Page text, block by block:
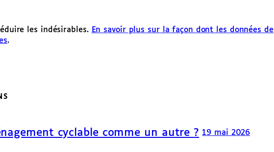
les indésirables. En savoir plus sur la façon dont les données de
.
cyclable comme un autre ? 19 mai 2026